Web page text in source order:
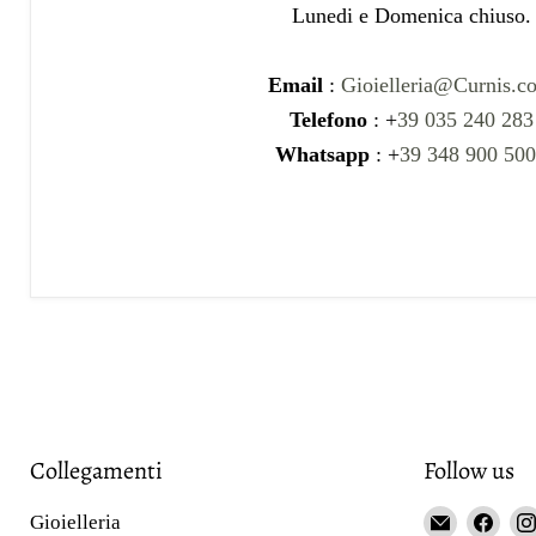
Lunedi e Domenica chiuso.
Email :
Telefono: +39 035 240 283
Whatsapp : +39 348 900
Collegamenti
Gioielleria
Follow us
EmailFind